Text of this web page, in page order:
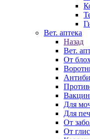
Вет. аптека
Назад
Вет.
От
Для
Для
От
От